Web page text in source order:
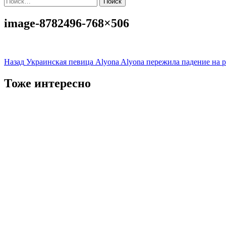
image-8782496-768×506
Навигация
записи
Назад Украинская певица Alyona Alyona пережила падение на
Тоже интересно